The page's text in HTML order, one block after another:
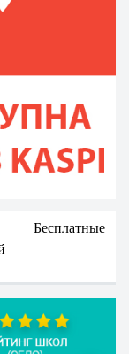
Бесплатные